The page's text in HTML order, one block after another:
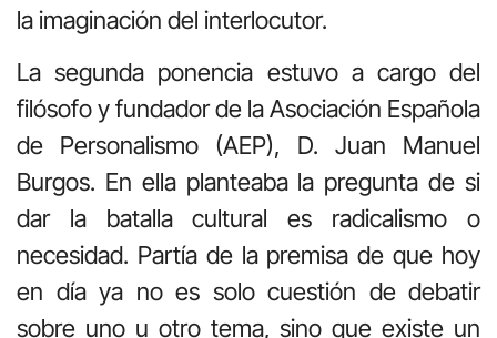
la imaginación del interlocutor.
La segunda ponencia estuvo a cargo del
filósofo y fundador de la Asociación Española
de Personalismo (AEP), D. Juan Manuel
Burgos. En ella planteaba la pregunta de si
dar la batalla cultural es radicalismo o
necesidad. Partía de la premisa de que hoy
en día ya no es solo cuestión de debatir
sobre uno u otro tema, sino que existe un